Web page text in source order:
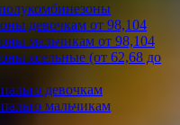
девочкам от 98,104
мальчикам от 98,104
ясельные (от 62,68 до
девочкам
мальчикам